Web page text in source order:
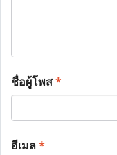
ชื่อผู้โพส*
อีเมล*